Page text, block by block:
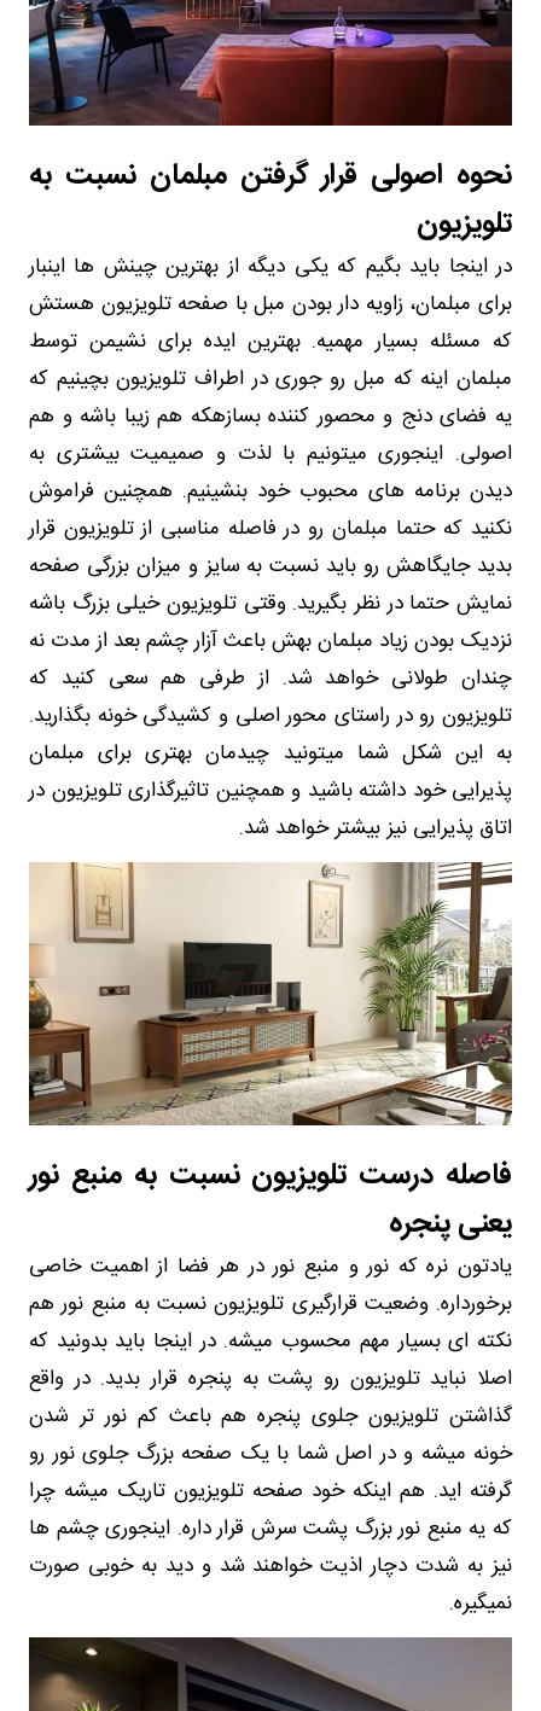
نحوه اصولی قرار گرفتن مبلمان نسبت به
تلویزیون
در اینجا باید بگیم که یکی دیگه از بهترین چینش ها اینبار
برای مبلمان، زاویه دار بودن مبل با صفحه تلویزیون هستش
که مسئله بسیار مهمیه. بهترین ایده برای نشیمن توسط
مبلمان اینه که مبل رو جوری در اطراف تلویزیون بچینیم که
یه فضای دنج و محصور کننده بسازهکه هم زیبا باشه و هم
اصولی. اینجوری میتونیم با لذت و صمیمیت بیشتری به
دیدن برنامه های محبوب خود بنشینیم. همچنین فراموش
نکنید که حتما مبلمان رو در فاصله مناسبی از تلویزیون قرار
بدید جایگاهش رو باید نسبت به سایز و میزان بزرگی صفحه
نمایش حتما در نظر بگیرید. وقتی تلویزیون خیلی بزرگ باشه
نزدیک بودن زیاد مبلمان بهش باعث آزار چشم بعد از مدت نه
چندان طولانی خواهد شد. از طرفی هم سعی کنید که
تلویزیون رو در راستای محور اصلی و کشیدگی خونه بگذارید.
به این شکل شما میتونید چیدمان بهتری برای مبلمان
پذیرایی خود داشته باشید و همچنین تاثیرگذاری تلویزیون در
اتاق پذیرایی نیز بیشتر خواهد شد.
فاصله درست تلویزیون نسبت به منبع نور
یعنی پنجره
یادتون نره که نور و منبع نور در هر فضا از اهمیت خاصی
برخورداره. وضعیت قرارگیری تلویزیون نسبت به منبع نور هم
نکته ای بسیار مهم محسوب میشه. در اینجا باید بدونید که
اصلا نباید تلویزیون رو پشت به پنجره قرار بدید. در واقع
گذاشتن تلویزیون جلوی پنجره هم باعث کم نور تر شدن
خونه میشه و در اصل شما با یک صفحه بزرگ جلوی نور رو
گرفته اید. هم اینکه خود صفحه تلویزیون تاریک میشه چرا
که یه منبع نور بزرگ پشت سرش قرار داره. اینجوری چشم ها
نیز به شدت دچار اذیت خواهند شد و دید به خوبی صورت
نمیگیره.